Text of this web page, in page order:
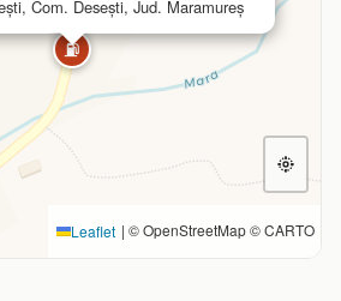
⛽
Com. Desești, Jud. Maramureș
Leaflet | © OpenStreetMap © CARTO